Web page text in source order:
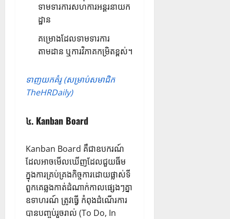
ទាមទារការសហការអន្តរនាយក
ដ្ឋាន
គម្រោងដែលទាមទារការ
តាមដាន ឬការវិភាគកម្រិតខ្ពស់។
ទាញយកគំរូ (សម្រាប់សមាជិក
TheHRDaily)
៤. Kanban Board
Kanban Board គឺជាឧបករណ៍
ដែលអាចមើលឃើញដែលជួយធីម
ក្នុងការគ្រប់គ្រងកិច្ចការដោយផ្លាស់ទី
ពួកគេឆ្លងកាត់ដំណាក់កាលផ្សេងៗគ្នា
ឧទាហរណ៍ ត្រូវធ្វើ កំពុងដំណើរការ
បានបញ្ចប់រួចរាល់ (To Do, In